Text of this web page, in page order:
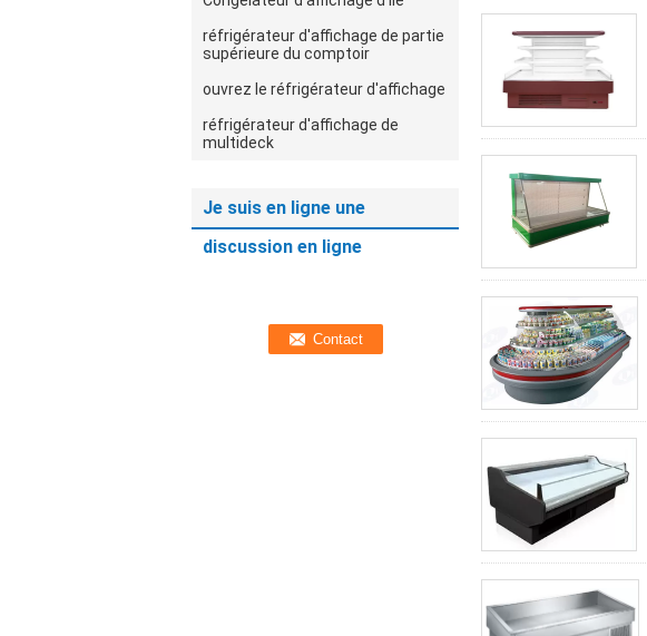
réfrigérateur d'affichage de partie
supérieure du comptoir
ouvrez le réfrigérateur d'affichage
réfrigérateur d'affichage de
multideck
Je suis en ligne une
discussion en ligne